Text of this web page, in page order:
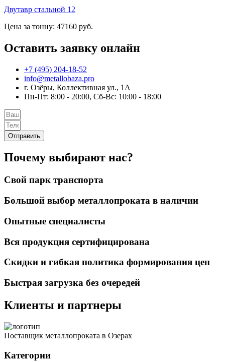
Двутавр стальной 12
Цена за тонну: 47160 руб.
Оставить заявку онлайн
+7 (495) 204-18-52
info@metallobaza.pro
г. Озёры, Коллективная ул., 1А
Пн-Пт: 8:00 - 20:00, Сб-Вс: 10:00 - 18:00
Отправить
Почему выбирают нас?
Свой парк транспорта
Большой выбор металлопроката в наличии
Опытные специалисты
Вся продукция сертифицирована
Скидки и гибкая политика формирования цен
Быстрая загрузка без очередей
Клиенты и партнеры
Поставщик металлопроката в Озерах
Категории